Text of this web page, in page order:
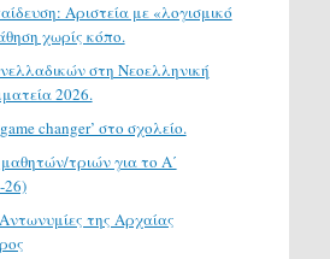
Αριστεία με «λογισμικό
χωρίς κόπο.
στη Νεοελληνική
2026.
changer’ στο σχολείο.
τριών για το Α΄
26)
της Αρχαίας